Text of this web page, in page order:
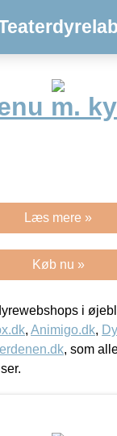
m.
Læs mere »
Køb nu »
i
, Animigo.dk,
, som